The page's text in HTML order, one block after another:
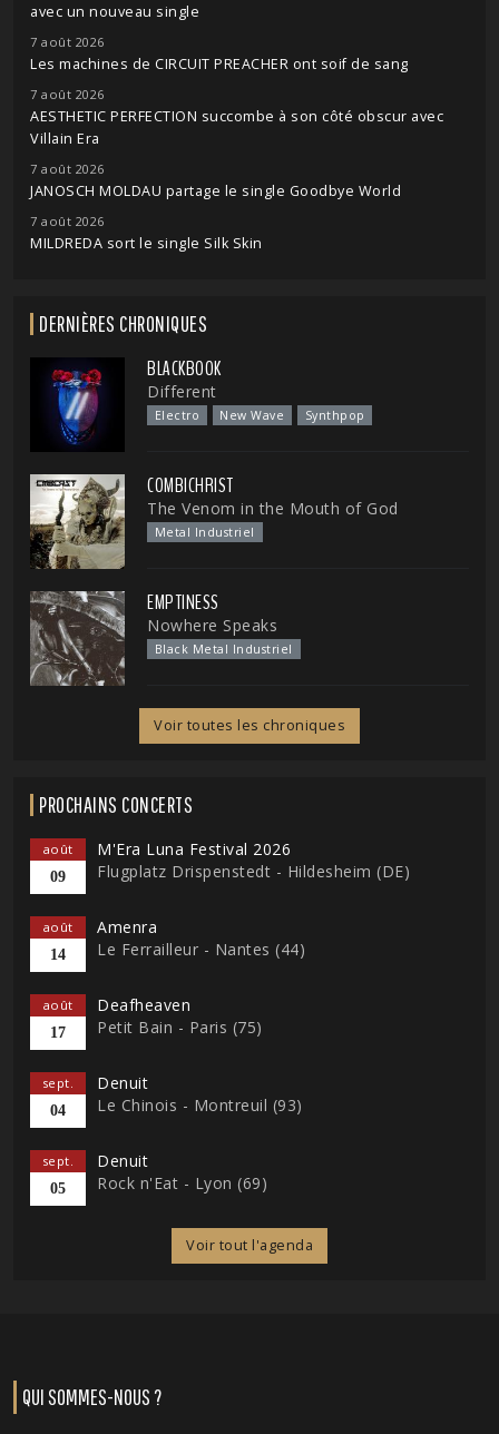
avec un nouveau single
7 août 2026
Les machines de CIRCUIT PREACHER ont soif de sang
7 août 2026
AESTHETIC PERFECTION succombe à son côté obscur avec
Villain Era
7 août 2026
JANOSCH MOLDAU partage le single Goodbye World
7 août 2026
MILDREDA sort le single Silk Skin
DERNIÈRES CHRONIQUES
BLACKBOOK
Different
Electro New Wave Synthpop
COMBICHRIST
The Venom in the Mouth of God
Metal Industriel
EMPTINESS
Nowhere Speaks
Black Metal Industriel
Voir toutes les chroniques
PROCHAINS CONCERTS
août
09
M'Era Luna Festival 2026
Flugplatz Drispenstedt - Hildesheim (DE)
août
14
Amenra
Le Ferrailleur - Nantes (44)
août
17
Deafheaven
Petit Bain - Paris (75)
sept.
04
Denuit
Le Chinois - Montreuil (93)
sept.
05
Denuit
Rock n'Eat - Lyon (69)
Voir tout l'agenda
QUI SOMMES-NOUS ?